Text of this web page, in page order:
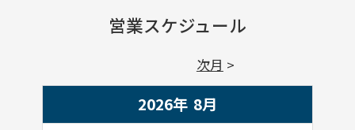
営業スケジュール
2026年 8月
次月